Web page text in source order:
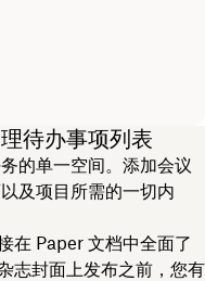
待办事项列表
的单一空间。添加会议
及项目所需的一切内
在 Paper 文档中全面了
志封面上发布之前，您有